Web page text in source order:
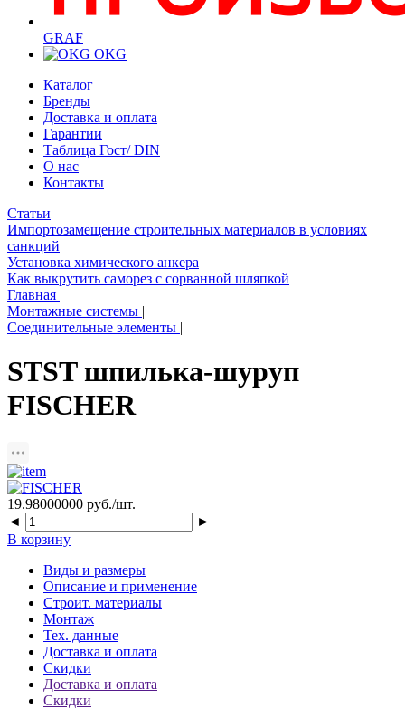
GRAF
OKG
Каталог
Бренды
Доставка и оплата
Гарантии
Таблица Гост/ DIN
О нас
Контакты
Статьи
Импортозамещение строительных материалов в условиях
санкций
Установка химического анкера
Как выкрутить саморез с сорванной шляпкой
Главная |
Монтажные системы |
Соединительные элементы |
STST шпилька-шуруп
FISCHER
19.98000000 руб./шт.
◄
►
В корзину
Виды и размеры
Описание и применение
Строит. материалы
Монтаж
Тех. данные
Доставка и оплата
Скидки
Доставка и оплата
Скидки